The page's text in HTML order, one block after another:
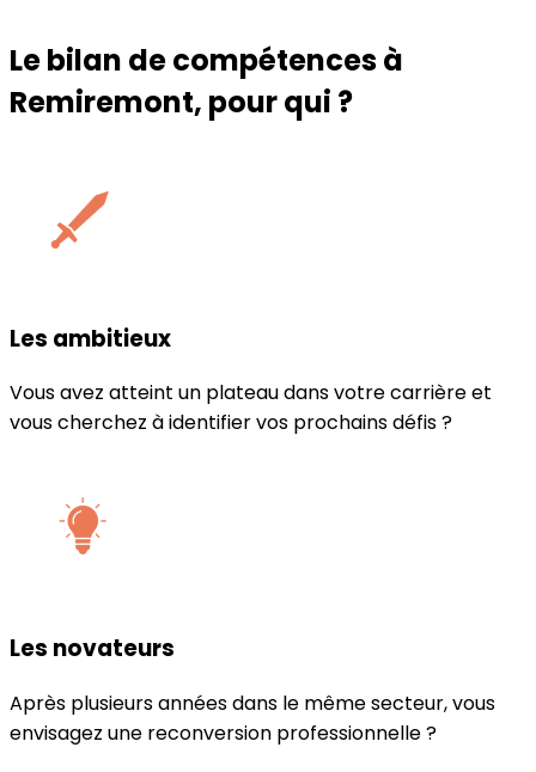
Le bilan de compétences à
Remiremont, pour qui ?
Les ambitieux
Vous avez atteint un plateau dans votre carrière et
vous cherchez à identifier vos prochains défis ?
Les novateurs
Après plusieurs années dans le même secteur, vous
envisagez une reconversion professionnelle ?